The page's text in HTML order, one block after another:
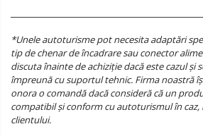
*Unele autoturisme pot necesita adaptări
tip de chenar de încadrare sau conector
discuta înainte de achiziție dacă este cazul și
împreună cu suportul tehnic. Firma noastră
onora o comandă dacă consideră că un
compatibil și conform cu autoturismul în caz,
clientului.